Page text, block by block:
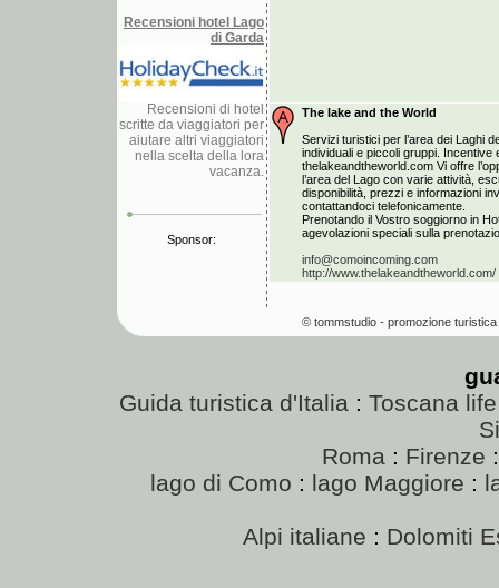
Recensioni hotel Lago
di Garda
Recensioni di hotel
scritte da viaggiatori per
aiutare altri viaggiatori
nella scelta della lora
vacanza.
Sponsor:
The lake and the World
Servizi turistici per l’area dei Laghi
individuali e piccoli gruppi. Incentive
thelakeandtheworld.com Vi offre
l’area del Lago con varie attività,
disponibilità, prezzi e informazioni
contattandoci telefonicamente.
Prenotando il Vostro soggiorno in
agevolazioni speciali sulla
info@comoincoming.com
http://www.thelakeandtheworld.com/
© tommstudio - promozione turistica
Guida turistica d'Italia : Toscana
Roma: Firenze
lago di Como : lago Maggiore :
Alpi italiane : Dolomiti